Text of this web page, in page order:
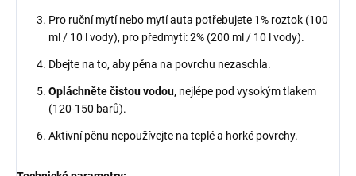
Pro ruční mytí nebo mytí auta potřebujete 1% roztok (100
ml / 10 l vody), pro předmytí: 2% (200 ml / 10 l vody).
Dbejte na to, aby pěna na povrchu nezaschla.
Opláchněte čistou vodou, nejlépe pod vysokým tlakem
(120-150 barů).
Aktivní pěnu nepoužívejte na teplé a horké povrchy.